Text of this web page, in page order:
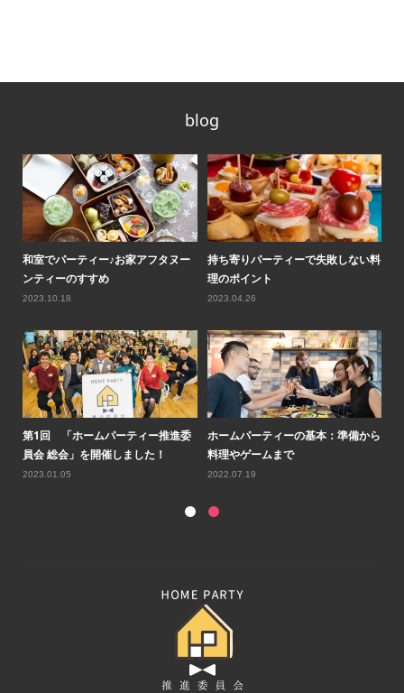
blog
和室でパーティー♪お家アフタヌー
ンティーのすすめ
2023.10.18
持ち寄りパーティーで失敗しない料
理のポイント
2023.04.26
第1回 「ホームパーティー推進委
員会 総会」を開催しました！
2023.01.05
ホームパーティーの基本：準備から
料理やゲームまで
2022.07.19